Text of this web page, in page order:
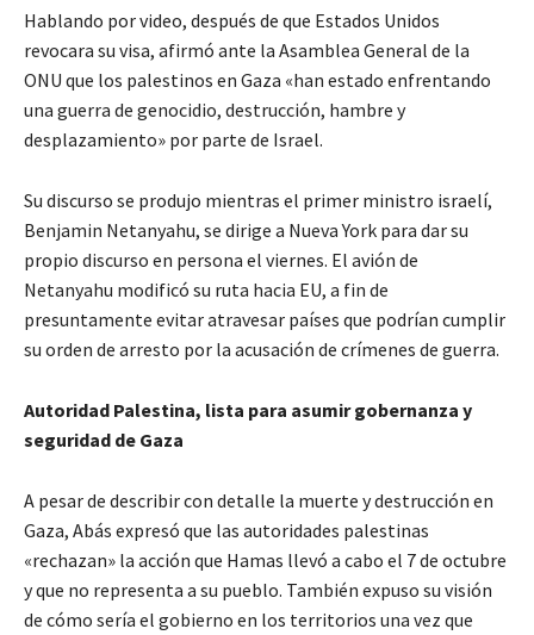
Hablando por video, después de que Estados Unidos
revocara su visa, afirmó ante la Asamblea General de la
ONU que los palestinos en Gaza «han estado enfrentando
una guerra de genocidio, destrucción, hambre y
desplazamiento» por parte de Israel.
Su discurso se produjo mientras el primer ministro israelí,
Benjamin Netanyahu, se dirige a Nueva York para dar su
propio discurso en persona el viernes. El avión de
Netanyahu modificó su ruta hacia EU, a fin de
presuntamente evitar atravesar países que podrían cumplir
su orden de arresto por la acusación de crímenes de guerra.
Autoridad Palestina, lista para asumir gobernanza y
seguridad de Gaza
A pesar de describir con detalle la muerte y destrucción en
Gaza, Abás expresó que las autoridades palestinas
«rechazan» la acción que Hamas llevó a cabo el 7 de octubre
y que no representa a su pueblo. También expuso su visión
de cómo sería el gobierno en los territorios una vez que